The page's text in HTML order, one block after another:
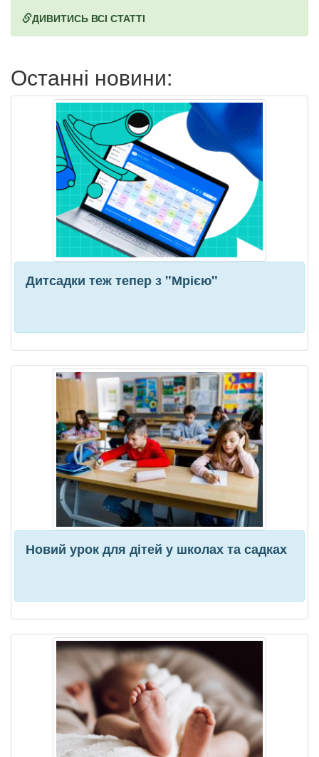
ДИВИТИСЬ ВСІ СТАТТІ
Останні новини:
Дитсадки теж тепер з "Мрією"
Новий урок для дітей у школах та садках